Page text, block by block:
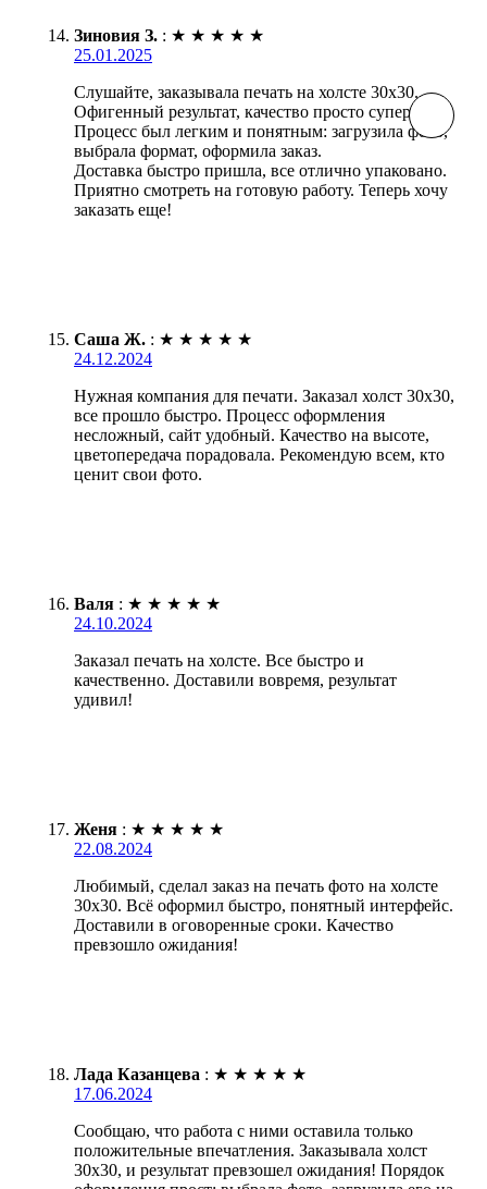
Зиновия З. : ★ ★ ★ ★ ★
25.01.2025
Слушайте, заказывала печать на холсте 30х30.
Офигенный результат, качество просто супер!
Процесс был легким и понятным: загрузила фото,
выбрала формат, оформила заказ.
Доставка быстро пришла, все отлично упаковано.
Приятно смотреть на готовую работу. Теперь хочу
заказать еще!
Саша Ж. : ★ ★ ★ ★ ★
24.12.2024
Нужная компания для печати. Заказал холст 30х30,
все прошло быстро. Процесс оформления
несложный, сайт удобный. Качество на высоте,
цветопередача порадовала. Рекомендую всем, кто
ценит свои фото.
Валя : ★ ★ ★ ★ ★
24.10.2024
Заказал печать на холсте. Все быстро и
качественно. Доставили вовремя, результат
удивил!
Женя : ★ ★ ★ ★ ★
22.08.2024
Любимый, сделал заказ на печать фото на холсте
30х30. Всё оформил быстро, понятный интерфейс.
Доставили в оговоренные сроки. Качество
превзошло ожидания!
Лада Казанцева : ★ ★ ★ ★ ★
17.06.2024
Сообщаю, что работа с ними оставила только
положительные впечатления. Заказывала холст
30х30, и результат превзошел ожидания! Порядок